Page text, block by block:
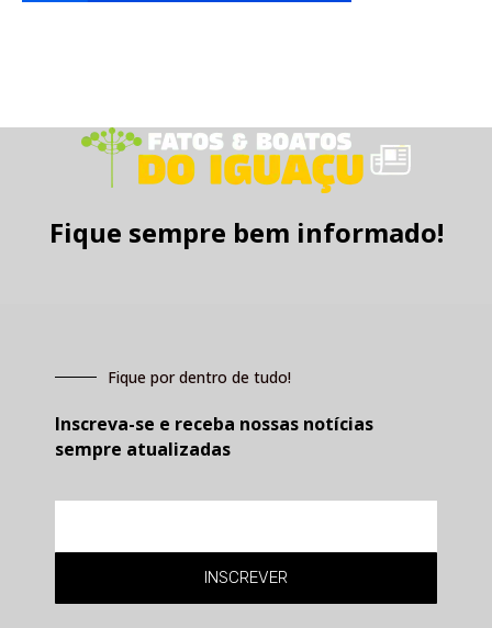
Fique sempre bem informado!
Fique por dentro de tudo!
Inscreva-se e receba nossas notícias
sempre atualizadas
INSCREVER